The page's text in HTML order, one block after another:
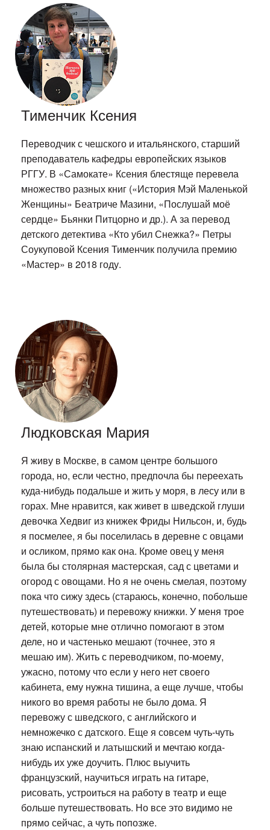
Тименчик Ксения
Переводчик с чешского и итальянского, старший
преподаватель кафедры европейских языков
РГГУ. В «Самокате» Ксения блестяще перевела
множество разных книг («История Мэй Маленькой
Женщины» Беатриче Мазини, «Послушай моё
сердце» Бьянки Питцорно и др.). А за перевод
детского детектива «Кто убил Снежка?» Петры
Соукуповой Ксения Тименчик получила премию
«Мастер» в 2018 году.
Людковская Мария
Я живу в Москве, в самом центре большого
города, но, если честно, предпочла бы переехать
куда-нибудь подальше и жить у моря, в лесу или в
горах. Мне нравится, как живет в шведской глуши
девочка Хедвиг из книжек Фриды Нильсон, и, будь
я посмелее, я бы поселилась в деревне с овцами
и осликом, прямо как она. Кроме овец у меня
была бы столярная мастерская, сад с цветами и
огород с овощами. Но я не очень смелая, поэтому
пока что сижу здесь (стараюсь, конечно, побольше
путешествовать) и перевожу книжки. У меня трое
детей, которые мне отлично помогают в этом
деле, но и частенько мешают (точнее, это я
мешаю им). Жить с переводчиком, по-моему,
ужасно, потому что если у него нет своего
кабинета, ему нужна тишина, а еще лучше, чтобы
никого во время работы не было дома. Я
перевожу с шведского, с английского и
немножечко с датского. Еще я совсем чуть-чуть
знаю испанский и латышский и мечтаю когда-
нибудь их уже доучить. Плюс выучить
французский, научиться играть на гитаре,
рисовать, устроиться на работу в театр и еще
больше путешествовать. Но все это видимо не
прямо сейчас, а чуть попозже.